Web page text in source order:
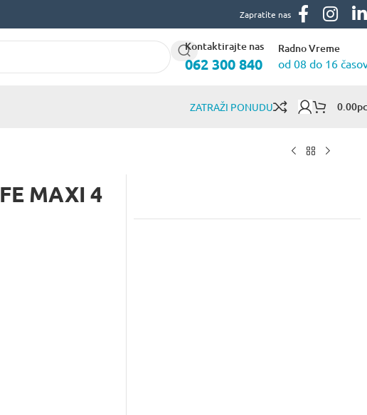
Zapratite nas
Kontaktirajte nas
062 300 840
Radno Vreme
od 08 do 16
ZATRAŽI PONUDU 0.00
MAXI 4